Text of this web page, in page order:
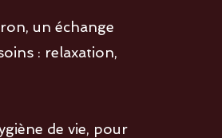
un échange
: relaxation,
de vie, pour